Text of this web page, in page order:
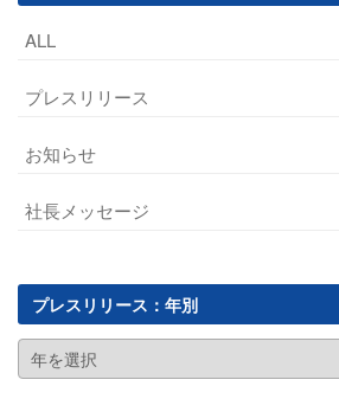
ALL
プレスリリース
お知らせ
社長メッセージ
プレスリリース：年別